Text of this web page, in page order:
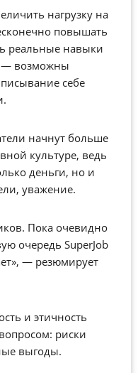
нагрузку на
повышать
реальные навыки
— возможны
себе
начнут больше
культуре, ведь
деньги, но и
уважение.
Пока очевидно
очередь SuperJob
— резюмирует
и этичность
риски
выгоды.